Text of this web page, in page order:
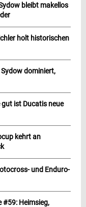
bleibt makellos
holt historischen
dominiert,
gut ist Ducatis neue
kehrt an
und Enduro-
#59: Heimsieg,